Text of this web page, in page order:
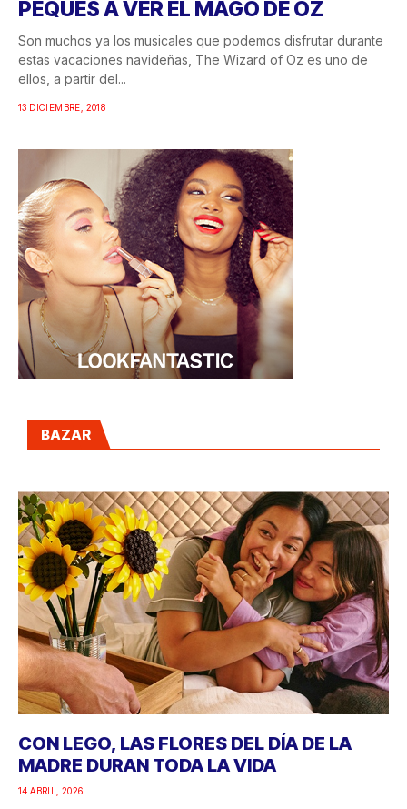
PEQUES A VER EL MAGO DE OZ
Son muchos ya los musicales que podemos disfrutar durante
estas vacaciones navideñas, The Wizard of Oz es uno de
ellos, a partir del...
13 DICIEMBRE, 2018
BAZAR
CON LEGO, LAS FLORES DEL DÍA DE LA
MADRE DURAN TODA LA VIDA
14 ABRIL, 2026